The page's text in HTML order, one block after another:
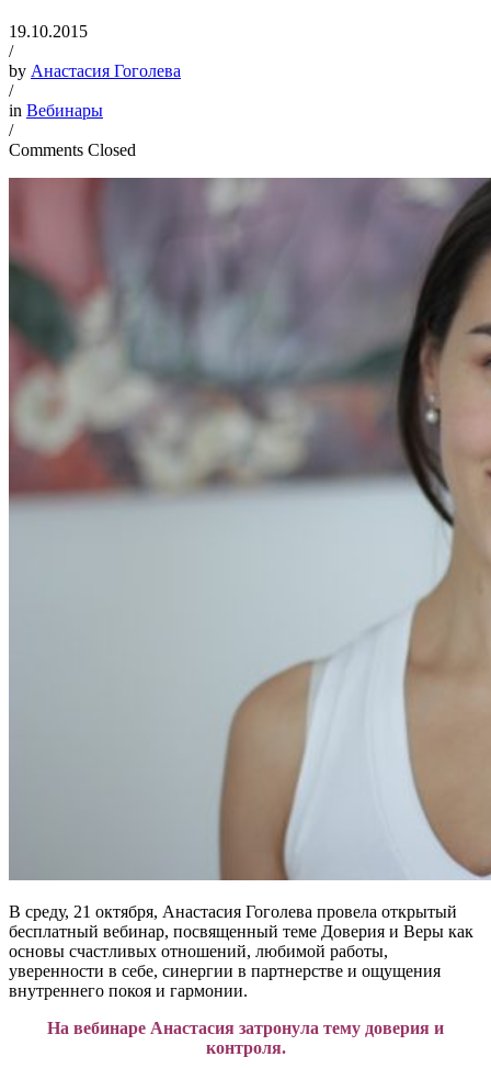
19.10.2015
/
by Анастасия Гоголева
/
in Вебинары
/
Comments Closed
В среду, 21 октября, Анастасия Гоголева провела открытый
бесплатный вебинар, посвященный теме Доверия и Веры как
основы счастливых отношений, любимой работы,
уверенности в себе, синергии в партнерстве и ощущения
внутреннего покоя и гармонии.
На вебинаре Анастасия затронула тему доверия и
контроля.